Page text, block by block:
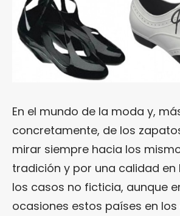
En el mundo de la moda y,
concretamente, de los
mirar siempre hacia los
tradición y por una calidad
los casos no ficticia, aunque
ocasiones estos países en los